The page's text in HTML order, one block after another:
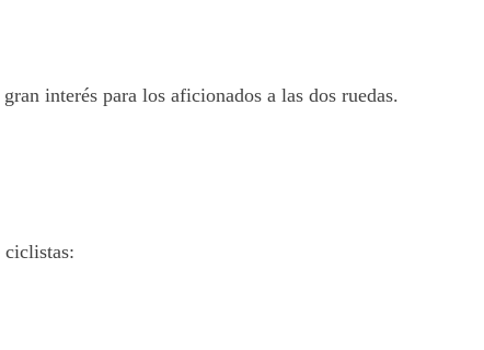
interés para los aficionados a las dos ruedas.
ciclistas: